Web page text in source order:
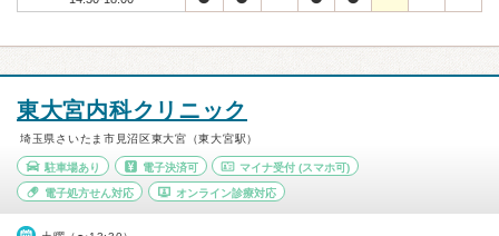
東大宮内科クリニック
埼玉県さいたま市見沼区東大宮（東大宮駅）
駐車場あり 電子決済可 マイナ受付 (スマホ可)
電子処方せん対応 オンライン診療対応